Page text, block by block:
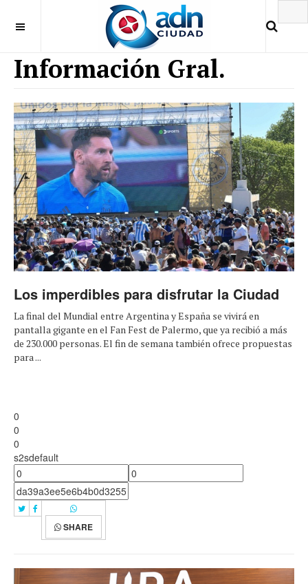
Información Gral.
Los imperdibles para disfrutar la Ciudad
La final del Mundial entre Argentina y España se vivirá en
pantalla gigante en el Fan Fest de Palermo, que ya recibió a más
de 230.000 personas. El fin de semana también ofrece propuestas
para ...
0
0
0
s2sdefault
SHARE